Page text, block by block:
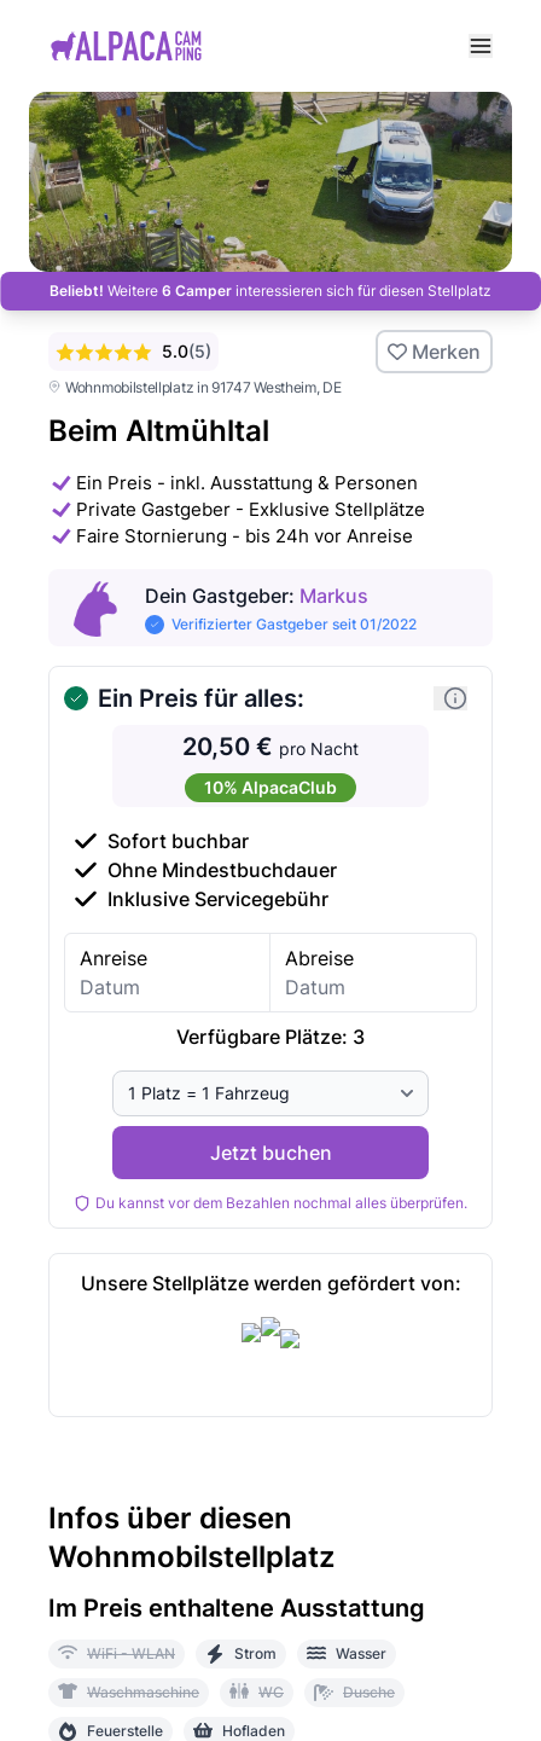
Beliebt! Weitere 6 Camper interessieren sich für diesen Stellplatz
Wohnmobilstellplatz in 91747 Westheim, DE
Beim Altmühltal
5.0(5) Merken
Ein Preis - inkl. Ausstattung & Personen
Private Gastgeber - Exklusive Stellplätze
Faire Stornierung - bis 24h vor Anreise
Dein Gastgeber: Markus
Verifizierter Gastgeber seit 01/2022
Ein Preis für alles:
20,50 € pro Nacht
10% AlpacaClub
Sofort buchbar
Ohne Mindestbuchdauer
Inklusive Servicegebühr
Anreise Abreise
Verfügbare Plätze: 3
Jetzt buchen
Du kannst vor dem Bezahlen nochmal alles überprüfen.
Unsere Stellplätze werden gefördert von:
Infos über diesen
Wohnmobilstellplatz
Im Preis enthaltene Ausstattung
WiFi - WLAN Strom Wasser
Waschmaschine WC Dusche
Feuerstelle Hofladen